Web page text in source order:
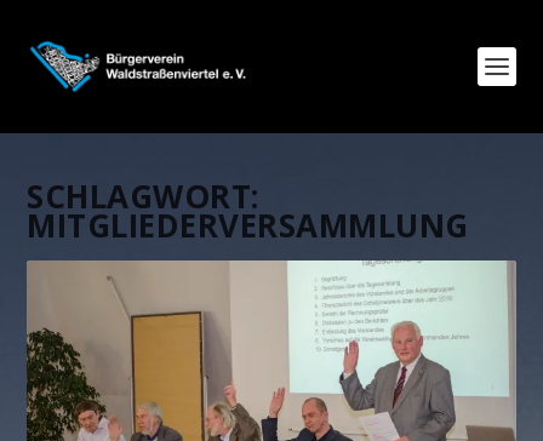
SCHLAGWORT:
MITGLIEDERVERSAMMLUNG